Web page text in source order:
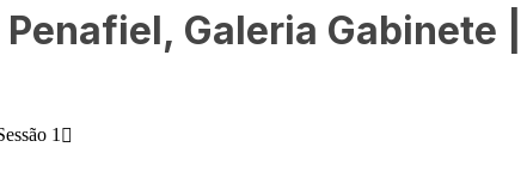
Galeria Gabinete |
1